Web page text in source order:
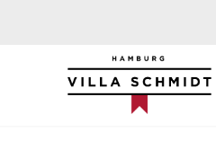
Villa Schmidt